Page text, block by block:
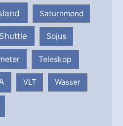
Saturnmond
Shuttle Sojus
Teleskop
VLT Wasser